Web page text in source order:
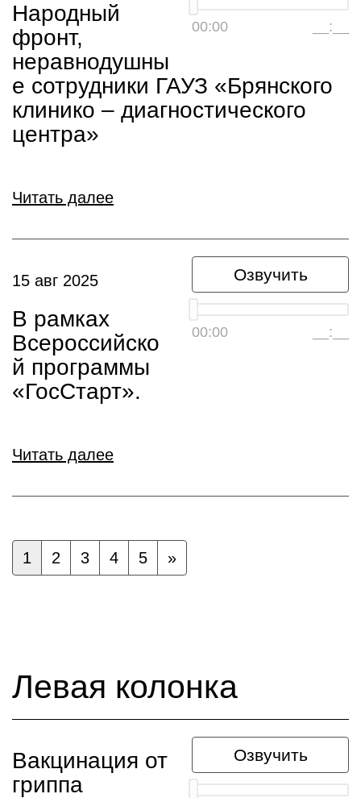
00:00 __:__
Народный
фронт,
неравнодушны
е сотрудники ГАУЗ «Брянского
клинико – диагностического
центра»
Читать далее
Озвучить
00:00 __:__
15 авг 2025
В рамках
Всероссийско
й программы
«ГосСтарт».
Читать далее
1 2 3 4 5 »
Левая колонка
Озвучить
Вакцинация от
гриппа